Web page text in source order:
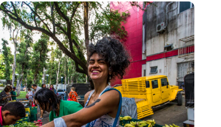
responsável
para
o
enfrentamento
das
crises